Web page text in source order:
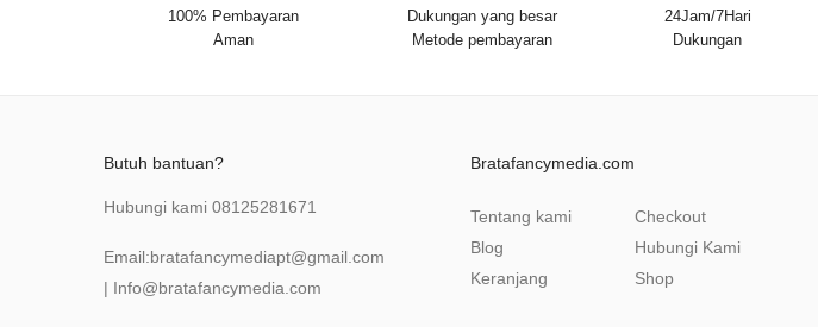
100% Pembayaran
Aman
Dukungan yang besar
Metode pembayaran
24Jam/7Hari
Dukungan
Butuh bantuan?
Hubungi kami 08125281671
Email:bratafancymediapt@gmail.com
| Info@bratafancymedia .com
Bratafancymedia.com
Tentang kami
Blog
Keranjang
Checkout
Hubungi Kami
Shop